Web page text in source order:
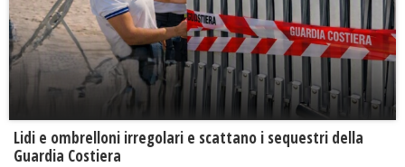
Lidi e ombrelloni irregolari e scattano i sequestri della
Guardia Costiera